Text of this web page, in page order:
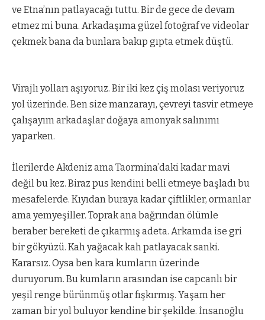
ve Etna’nın patlayacağı tuttu. Bir de gece de devam
etmez mi buna. Arkadaşıma güzel fotoğraf ve videolar
çekmek bana da bunlara bakıp gıpta etmek düştü.
Virajlı yolları aşıyoruz. Bir iki kez çiş molası veriyoruz
yol üzerinde. Ben size manzarayı, çevreyi tasvir etmeye
çalışayım arkadaşlar doğaya amonyak salınımı
yaparken.
İlerilerde Akdeniz ama Taormina’daki kadar mavi
değil bu kez. Biraz pus kendini belli etmeye başladı bu
mesafelerde. Kıyıdan buraya kadar çiftlikler, ormanlar
ama yemyeşiller. Toprak ana bağrından ölümle
beraber bereketi de çıkarmış adeta. Arkamda ise gri
bir gökyüzü. Kah yağacak kah patlayacak sanki.
Kararsız. Oysa ben kara kumların üzerinde
duruyorum. Bu kumların arasından ise capcanlı bir
yeşil renge bürünmüş otlar fışkırmış. Yaşam her
zaman bir yol buluyor kendine bir şekilde. İnsanoğlu